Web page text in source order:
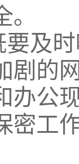
要及
剧的
办公
密工